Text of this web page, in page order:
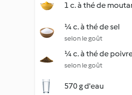
1 c. à thé de
¼ c. à thé de sel
selon le goût
¼ c. à thé de
selon le goût
570 g d'eau